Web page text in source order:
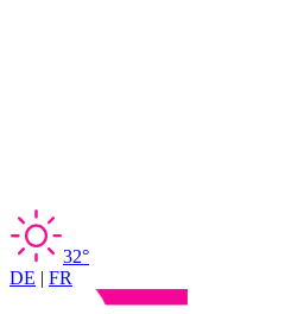
32°
DE | FR